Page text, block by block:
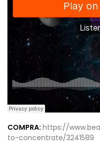
COMPRA: https://
to-concentrate/3241589